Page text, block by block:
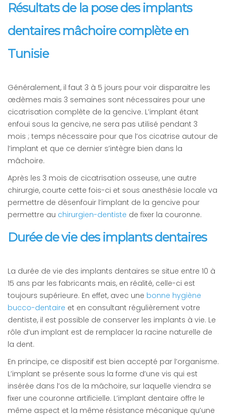
Résultats de la pose des implants
dentaires mâchoire complète en
Tunisie
Généralement, il faut 3 à 5 jours pour voir disparaitre les
œdèmes mais 3 semaines sont nécessaires pour une
cicatrisation complète de la gencive. L’implant étant
enfoui sous la gencive, ne sera pas utilisé pendant 3
mois ; temps nécessaire pour que l’os cicatrise autour de
l’implant et que ce dernier s’intègre bien dans la
mâchoire.
Après les 3 mois de cicatrisation osseuse, une autre
chirurgie, courte cette fois-ci et sous anesthésie locale va
permettre de désenfouir l’implant de la gencive pour
permettre au chirurgien-dentiste de fixer la couronne.
Durée de vie des implants dentaires
La durée de vie des implants dentaires se situe entre 10 à
15 ans par les fabricants mais, en réalité, celle-ci est
toujours supérieure. En effet, avec une bonne hygiène
bucco-dentaire et en consultant régulièrement votre
dentiste, il est possible de conserver les implants à vie. Le
rôle d’un implant est de remplacer la racine naturelle de
la dent.
En principe, ce dispositif est bien accepté par l’organisme.
L’implant se présente sous la forme d’une vis qui est
insérée dans l’os de la mâchoire, sur laquelle viendra se
fixer une couronne artificielle. L’implant dentaire offre le
même aspect et la même résistance mécanique qu’une